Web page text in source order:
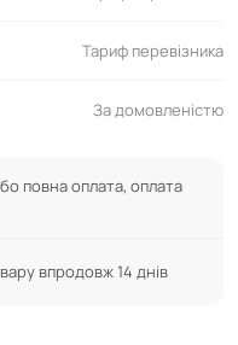
Тариф перевізника
За домовленістю
повна оплата, оплата
впродовж 14 днів